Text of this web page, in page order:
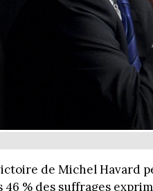
de Michel Havard
46 % des suffrages